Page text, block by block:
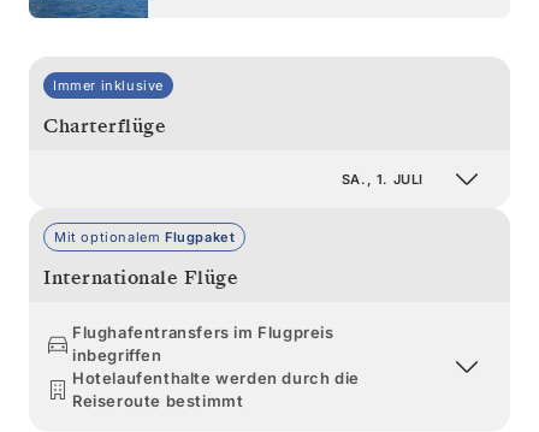
Immer inklusive
Charterflüge
SA., 1. JULI
Mit optionalem Flugpaket
Internationale Flüge
Flughafentransfers im Flugpreis
inbegriffen
Hotelaufenthalte werden durch die
Reiseroute bestimmt